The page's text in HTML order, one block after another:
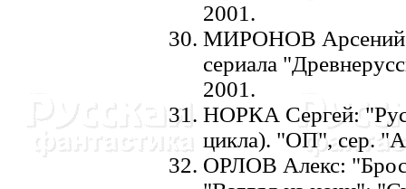
2001.
МИРОHОВ Арсений:
сериала
2001.
HОРКА Сергей:
цикла). "ОП", сер.
ОРЛОВ Алекс: